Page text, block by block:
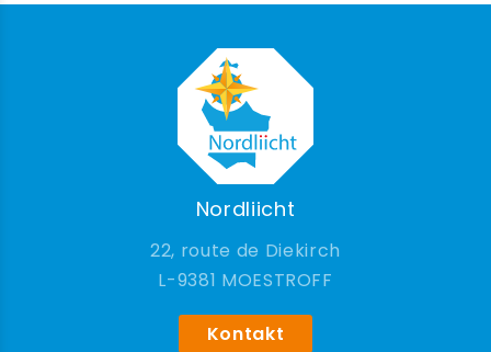
Nordliicht
22, route de Diekirch
9381 MOESTROFF
Kontakt